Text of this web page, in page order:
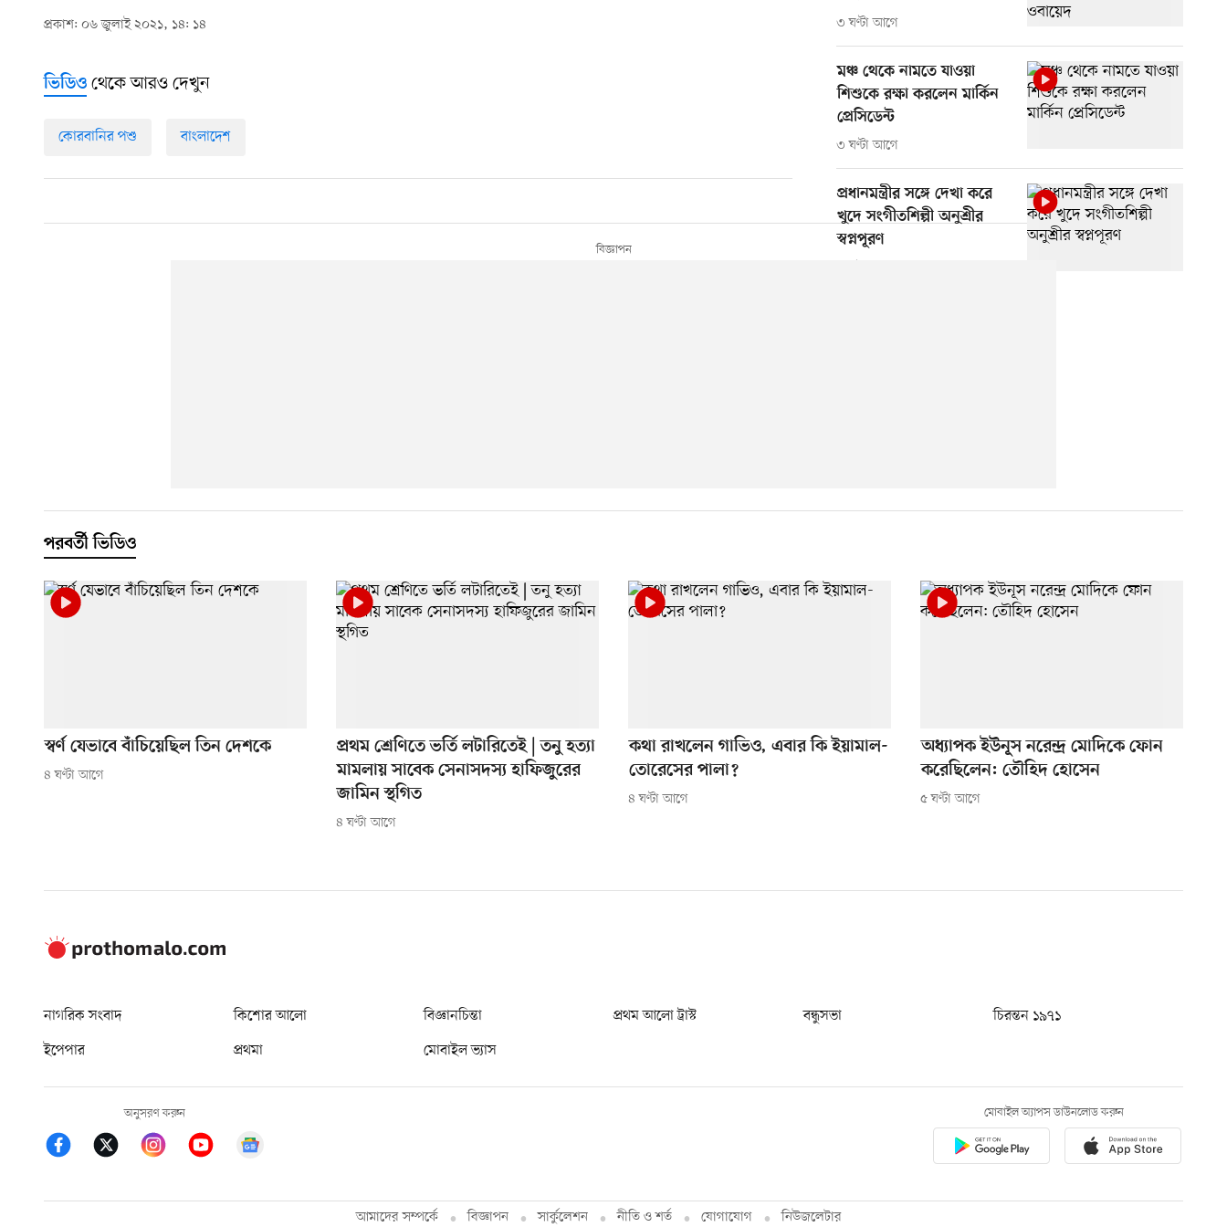
প্রকাশ: ০৬ জুলাই ২০২১, ১৪: ১৪ ৩ ঘণ্টা আগে
মঞ্চ থেকে নামতে যাওয়া
শিশুকে রক্ষা করলেন মার্কিন
প্রেসিডেন্ট
৩ ঘণ্টা আগে
প্রধানমন্ত্রীর সঙ্গে দেখা করে
খুদে সংগীতশিল্পী অনুশ্রীর
স্বপ্নপূরণ
ভিডিও থেকে আরও দেখুন
কোরবানির পশু বাংলাদেশ
পরবর্তী ভিডিও
স্বর্ণ যেভাবে বাঁচিয়েছিল তিন দেশকে
৪ ঘণ্টা আগে
প্রথম শ্রেণিতে ভর্তি লটারিতেই | তনু হত্যা
মামলায় সাবেক সেনাসদস্য হাফিজুরের
জামিন স্থগিত
৪ ঘণ্টা আগে
কথা রাখলেন গাভিও, এবার কি ইয়ামাল-
তোরেসের পালা?
৪ ঘণ্টা আগে
অধ্যাপক ইউনূস নরেন্দ্র মোদিকে ফোন
করেছিলেন: তৌহিদ হোসেন
৫ ঘণ্টা আগে
নাগরিক সংবাদ কিশোর আলো বিজ্ঞানচিন্তা প্রথম আলো ট্রাস্ট বন্ধুসভা
চিরন্তন ১৯৭১
ইপেপার
প্রথমা মোবাইল ভ্যাস
অনুসরণ করুন মোবাইল অ্যাপস ডাউনলোড করুন
আমাদের সম্পর্কে বিজ্ঞাপন সার্কুলেশন নীতি ও শর্ত যোগাযোগ নিউজলেটার